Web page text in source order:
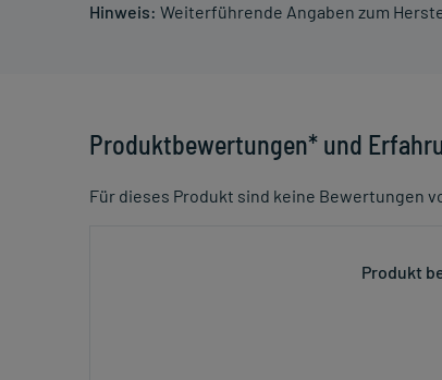
Hinweis: Weiterführende Angaben zum
Produktbewertungen* und
Für dieses Produkt sind keine Bewertungen
Produkt